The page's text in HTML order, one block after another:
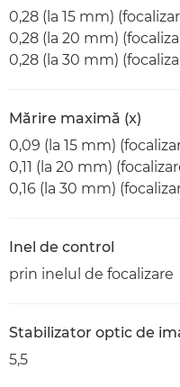
0,28 (la 15 mm)
0,28 (la 20 mm)
0,28 (la 30 mm)
Mărire maximă (x)
0,09 (la 15 mm)
0,11 (la 20 mm)
0,16 (la 30 mm)
Inel de control
prin inelul de focalizare
Stabilizator optic de
5,5